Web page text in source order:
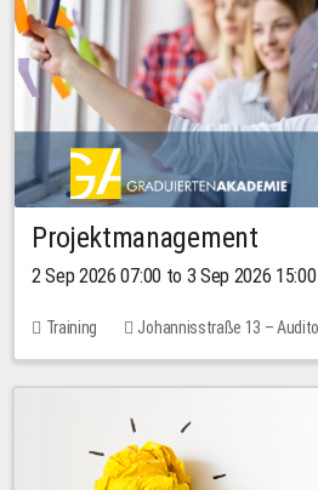
Projektmanagement
2 Sep 2026 07:00 to 3 Sep 2026 15:00
Training
Johannisstraße 13 –
No free places
30.00 EUR